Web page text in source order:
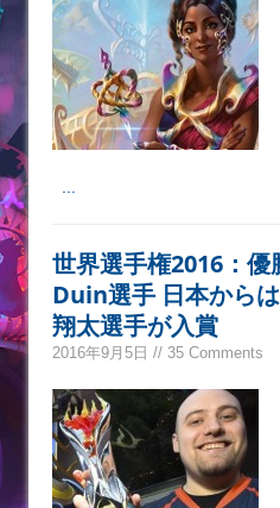
世界選手権2016：
Duin選手 日本から
翔太選手が入賞
2016年9月5日 // 35 Comments